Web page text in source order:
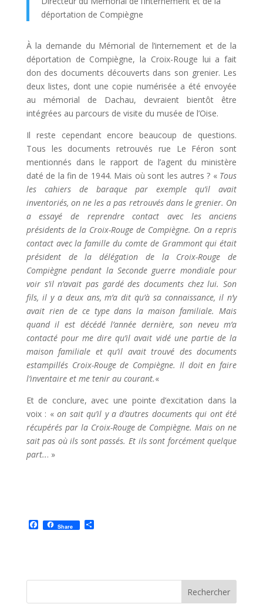
déportation de Compiègne
À la demande du Mémorial de l’internement et de la
déportation de Compiègne, la Croix-Rouge lui a fait
don des documents découverts dans son grenier. Les
deux listes, dont une copie numérisée a été envoyée
au mémorial de Dachau, devraient bientôt être
intégrées au parcours de visite du musée de l’Oise.
Il reste cependant encore beaucoup de questions.
Tous les documents retrouvés rue Le Féron sont
mentionnés dans le rapport de l’agent du ministère
daté de la fin de 1944. Mais où sont les autres ? « Tous
les cahiers de baraque par exemple qu’il avait
inventoriés, on ne les a pas retrouvés dans le grenier. On
a essayé de reprendre contact avec les anciens
présidents de la Croix-Rouge de Compiègne. On a repris
contact avec la famille du comte de Grammont qui était
président de la délégation de la Croix-Rouge de
Compiègne pendant la Seconde guerre mondiale pour
voir s’il n’avait pas gardé des documents chez lui. Son
fils, il y a deux ans, m’a dit qu’à sa connaissance, il n’y
avait rien de ce type dans la maison familiale. Mais
quand il est décédé l’année dernière, son neveu m’a
contacté pour me dire qu’il avait vidé une partie de la
maison familiale et qu’il avait trouvé des documents
estampillés Croix-Rouge de Compiègne. Il doit en faire
l’inventaire et me tenir au courant.«
Et de conclure, avec une pointe d’excitation dans la
voix : «on sait qu’il y a d’autres documents qui ont été
récupérés par la Croix-Rouge de Compiègne. Mais on ne
sait pas où ils sont passés. Et ils sont forcément quelque
part... »
F
a
o
Share P
e